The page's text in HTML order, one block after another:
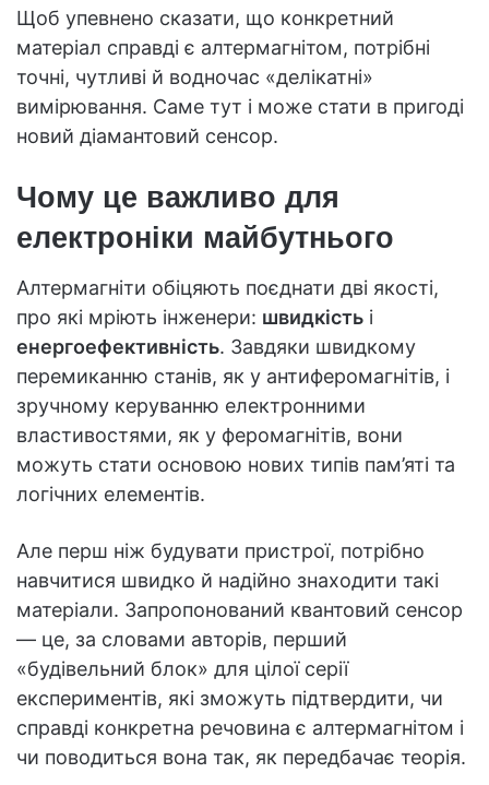
Щоб упевнено сказати, що конкретний
матеріал справді є алтермагнітом, потрібні
точні, чутливі й водночас «делікатні»
вимірювання. Саме тут і може стати в пригоді
новий діамантовий сенсор.
Чому це важливо для
електроніки майбутнього
Алтермагніти обіцяють поєднати дві якості,
про які мріють інженери: швидкість і
енергоефективність. Завдяки швидкому
перемиканню станів, як у антиферомагнітів, і
зручному керуванню електронними
властивостями, як у феромагнітів, вони
можуть стати основою нових типів пам’яті та
логічних елементів.
Але перш ніж будувати пристрої, потрібно
навчитися швидко й надійно знаходити такі
матеріали. Запропонований квантовий сенсор
— це, за словами авторів, перший
«будівельний блок» для цілої серії
експериментів, які зможуть підтвердити, чи
справді конкретна речовина є алтермагнітом і
чи поводиться вона так, як передбачає теорія.